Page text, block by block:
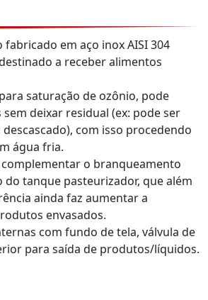
fabricado em aço inox AISI 304
a receber alimentos
saturação de ozônio, pode
deixar residual (ex: pode ser
com isso procedendo
água fria.
complementar o branqueamento
tanque pasteurizador, que além
ainda faz aumentar a
envasados.
com fundo de tela, válvula de
para saída de produtos/líquidos.